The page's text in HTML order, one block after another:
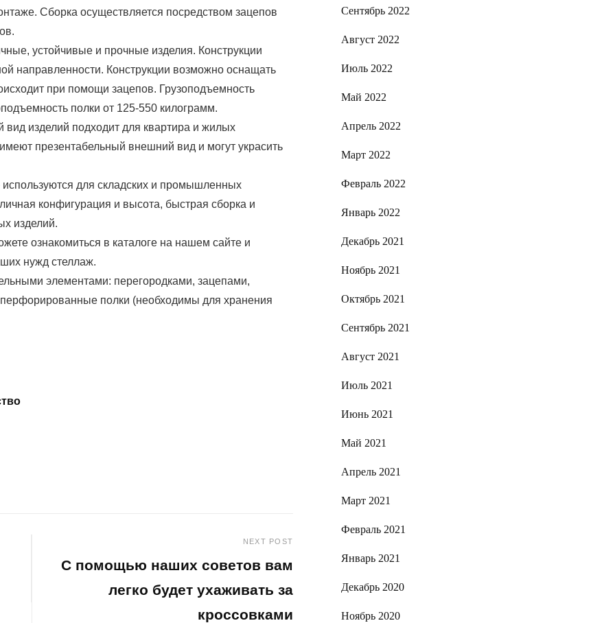
Сборка осуществляется посредством зацепов
устойчивые и прочные изделия. Конструкции
направленности. Конструкции возможно оснащать
при помощи зацепов. Грузоподъемность
полки от 125-550 килограмм.
изделий подходит для квартира и жилых
презентабельный внешний вид и могут украсить
для складских и промышленных
конфигурация и высота, быстрая сборка и
изделий.
ознакомиться в каталоге на нашем сайте и
нужд стеллаж.
элементами: перегородками, зацепами,
полки (необходимы для хранения
NEXT POST
С помощью наших советов вам
легко будет ухаживать за
кроссовками
Сентябрь 2022
Август 2022
Июль 2022
Май 2022
Апрель 2022
Март 2022
Февраль 2022
Январь 2022
Декабрь 2021
Ноябрь 2021
Октябрь 2021
Сентябрь 2021
Август 2021
Июль 2021
Июнь 2021
Май 2021
Апрель 2021
Март 2021
Февраль 2021
Январь 2021
Декабрь 2020
Ноябрь 2020